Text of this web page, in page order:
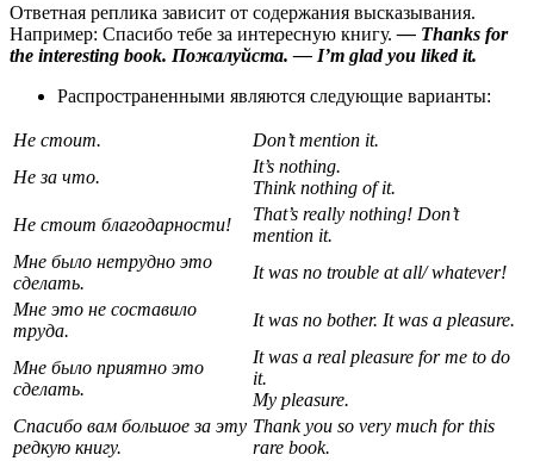
Ответная реплика зависит от содержания высказывания.
Например: Спасибо тебе за интересную книгу.— Thanks for
the interesting book. Пожалуйста. — I’m glad you liked it.
Распространенными являются следующие варианты:
Не стоит.
Don’t mention it.
Не за что.
It’s nothing.
Think nothing of it.
Не стоит благодарности!
That’s really nothing! Don’t
mention it.
Мне было нетрудно это
сделать.
It was no trouble at all/ whatever!
Мне это не составило
труда.
It was no bother. It was a pleasure.
Мне было приятно это
сделать.
It was a real pleasure for me to do
it.
My pleasure.
Спасибо вам большое за эту
редкую книгу.
Thank you so very much for this
rare book.